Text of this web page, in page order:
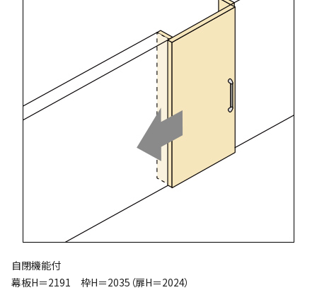
自閉機能付
幕板H＝2191 枠H＝2035（扉H＝2024）